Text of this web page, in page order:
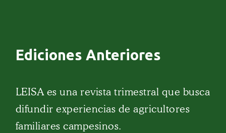
Ediciones Anteriores
LEISA es una revista trimestral que busca
difundir experiencias de agricultores
familiares campesinos.